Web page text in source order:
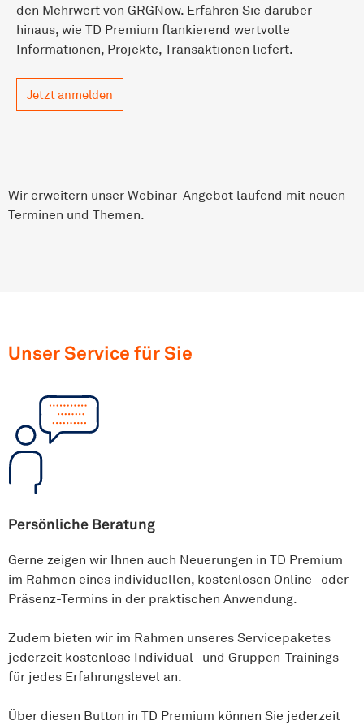
den Mehrwert von GRGNow. Erfahren Sie darüber
hinaus, wie TD Premium flankierend wertvolle
Informationen, Projekte, Transaktionen liefert.
Jetzt anmelden
Wir erweitern unser Webinar-Angebot laufend mit neuen
Terminen und Themen.
Unser Service für Sie
Persönliche Beratung
Gerne zeigen wir Ihnen auch Neuerungen in TD Premium
im Rahmen eines individuellen, kostenlosen Online- oder
Präsenz-Termins in der praktischen Anwendung.
Zudem bieten wir im Rahmen unseres Servicepaketes
jederzeit kostenlose Individual- und Gruppen-Trainings
für jedes Erfahrungslevel an.
Über diesen Button in TD Premium können Sie jederzeit